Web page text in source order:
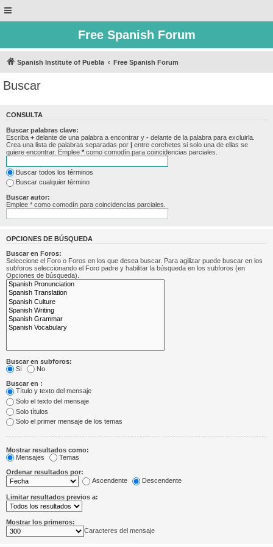
Free Spanish Forum
Spanish Institute of Puebla Free Spanish Forum
Buscar
CONSULTA
Buscar palabras clave:
Escriba + delante de una palabra a encontrar y - delante de la palabra para excluirla.
Crea una lista de palabras separadas por | entre corchetes si solo una de ellas se
quiere encontrar. Emplee * como comodín para coincidencias parciales.
Buscar todos los términos
Buscar cualquier término
Buscar autor:
Emplee * como comodín para coincidencias parciales.
OPCIONES DE BÚSQUEDA
Buscar en Foros:
Seleccione el Foro o Foros en los que desea buscar. Para agilizar puede buscar en los
subforos seleccionando el Foro padre y habilitar la búsqueda en los subforos (en
Opciones de búsqueda).
Buscar en subforos:
Sí
No
Buscar en :
Título y texto del mensaje
Solo el texto del mensaje
Solo títulos
Solo el primer mensaje de los temas
Mostrar resultados como:
Mensajes
Temas
Ordenar resultados por:
Ascendente
Descendente
Limitar resultados previos a:
Mostrar los primeros:
Caracteres del mensaje